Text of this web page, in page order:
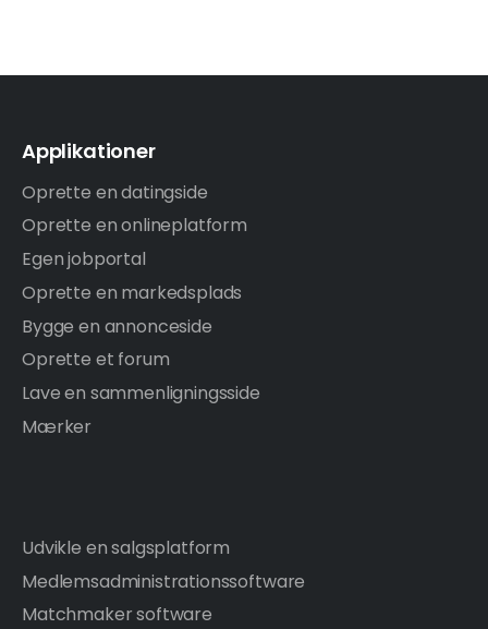
Applikationer
Oprette en datingside
Oprette en onlineplatform
Egen jobportal
Oprette en markedsplads
Bygge en annonceside
Oprette et forum
Lave en sammenligningsside
Mærker
Udvikle en salgsplatform
Medlemsadministrationssoftware
Matchmaker software